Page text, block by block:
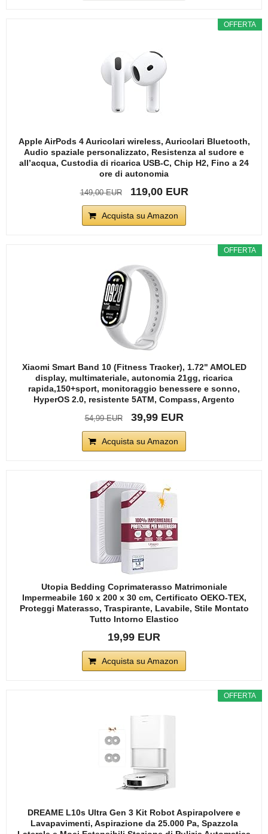
OFFERTA
Apple AirPods 4 Auricolari wireless, Auricolari Bluetooth,
Audio spaziale personalizzato, Resistenza al sudore e
all’acqua, Custodia di ricarica USB-C, Chip H2, Fino a 24
ore di autonomia
149,00 EUR 119,00 EUR
Acquista su Amazon
OFFERTA
Xiaomi Smart Band 10 (Fitness Tracker), 1.72" AMOLED
display, multimateriale, autonomia 21gg, ricarica
rapida,150+sport, monitoraggio benessere e sonno,
HyperOS 2.0, resistente 5ATM, Compass, Argento
54,99 EUR 39,99 EUR
Acquista su Amazon
Utopia Bedding Coprimaterasso Matrimoniale
Impermeabile 160 x 200 x 30 cm, Certificato OEKO-TEX,
Proteggi Materasso, Traspirante, Lavabile, Stile Montato
Tutto Intorno Elastico
19,99 EUR
Acquista su Amazon
OFFERTA
DREAME L10s Ultra Gen 3 Kit Robot Aspirapolvere e
Lavapavimenti, Aspirazione da 25.000 Pa, Spazzola